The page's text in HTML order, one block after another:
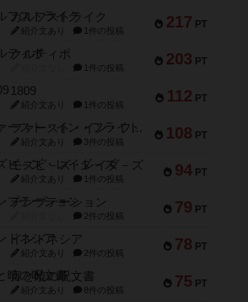
スート（Rick Soued）
（Han Zou）
217 PT
ガルフストライク
紹介文あり 1件の投稿
203 PT
クルティボ
1件の投稿
112 PT
1809
紹介文あり 1件の投稿
108 PT
ファースト・イン・フライト
紹介文あり 3件の投稿
94 PT
モズビ－ズ・レイダ－ズ
紹介文あり 1件の投稿
79 PT
テンプテーション
2件の投稿
78 PT
インドネシア
紹介文あり 2件の投稿
75 PT
宵と暁の呪文書
紹介文あり 8件の投稿